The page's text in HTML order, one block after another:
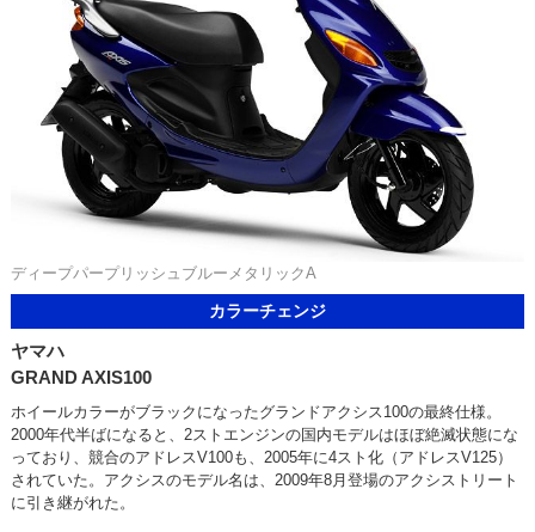
ディープパープリッシュブルーメタリックA
カラーチェンジ
ヤマハ
GRAND AXIS100
ホイールカラーがブラックになったグランドアクシス100の最終仕様。
2000年代半ばになると、2ストエンジンの国内モデルはほぼ絶滅状態にな
っており、競合のアドレスV100も、2005年に4スト化（アドレスV125）
されていた。アクシスのモデル名は、2009年8月登場のアクシストリート
に引き継がれた。